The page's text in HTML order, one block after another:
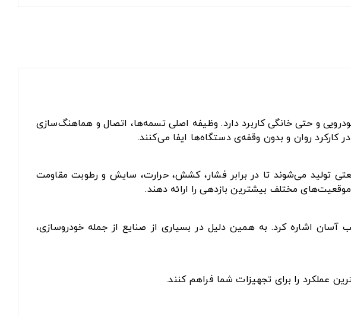
و حتی خانگی کاربرد دارد. وظیفه اصلی تسمه‌ها، اتصال و هماهنگ‌سازی
روان و بدون وقفه‌ی دستگاه‌ها ایفا می‌کنند.
تولید می‌شوند تا در برابر فشار، کشش، حرارت، سایش و رطوبت مقاومت
مختلف بیشترین بازدهی را ارائه دهند.
آسان اشاره کرد. به همین دلیل در بسیاری از صنایع از جمله خودروسازی،
عملکرد را برای تجهیزات شما فراهم کنند.